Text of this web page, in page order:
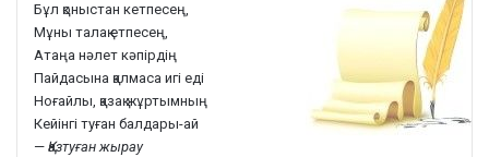
Бұл қоныстан кетпесең,
Мұны талақ етпесең,
Атаңа нәлет кәпірдің
Пайдасына қалмаса игі еді
Ноғайлы, қазақ жұртымның
Кейінгі туған балдары-ай
— Қазтуған жырау